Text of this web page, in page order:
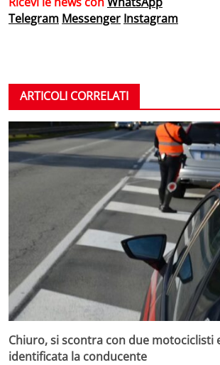
Telegram Messenger Instagram
ARTICOLI CORRELATI
Chiuro, si scontra con due motociclisti
identificata la conducente